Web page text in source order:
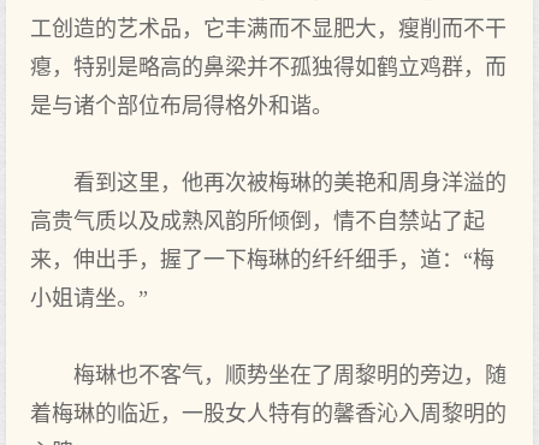
工创造的艺术品，它丰满而不显肥大，瘦削而不干
瘪，特别是略高的鼻梁并不孤独得如鹤立鸡群，而
是与诸个部位布局得格外和谐。
看到这里，他再次被梅琳的美艳和周身洋溢的
高贵气质以及成熟风韵所倾倒，情不自禁站了起
来，伸出手，握了一下梅琳的纤纤细手，道：“梅
小姐请坐。”
梅琳也不客气，顺势坐在了周黎明的旁边，随
着梅琳的临近，一股女人特有的馨香沁入周黎明的